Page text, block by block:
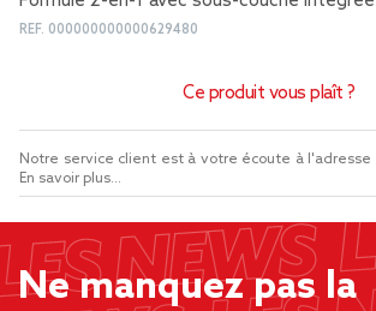
REF. 000000000000629480
Ce produit vous plaît ?
Notre service client est à votre écoute à l'adresse
En savoir plus...
Ne manquez pas la